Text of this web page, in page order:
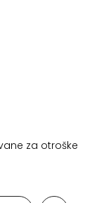
za otroške